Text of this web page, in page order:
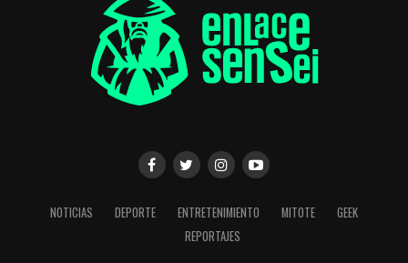
NOTICIAS DEPORTE ENTRETENIMIENTO MITOTE
GEEK
REPORTAJES